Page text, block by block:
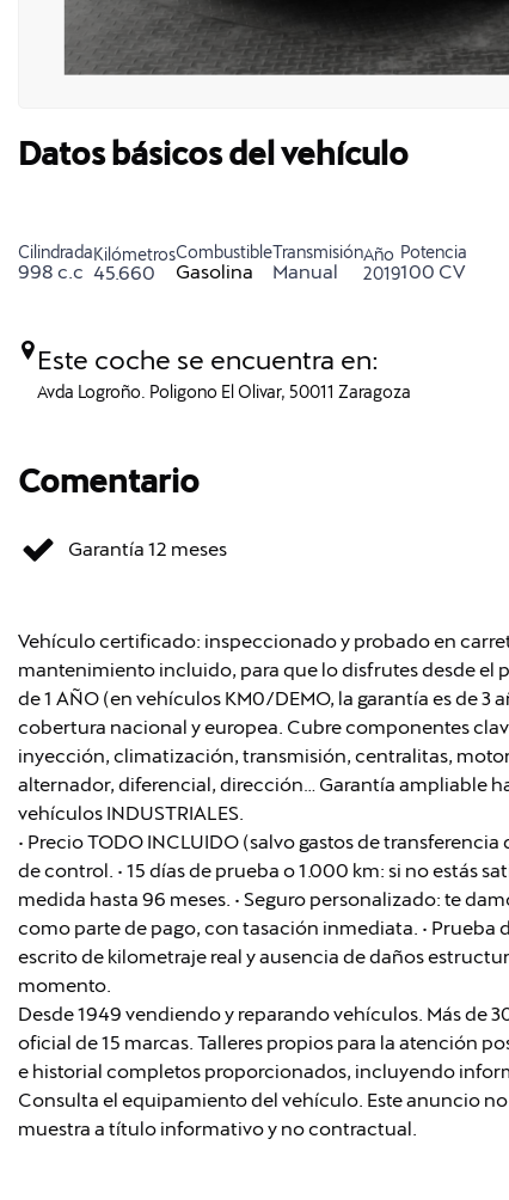
Datos básicos del vehículo
Cilindrada
998 c.c
Kilómetros
45.660
Combustible
Gasolina
Transmisión
Manual
Año
2019
Potencia
100 CV
Este coche se encuentra en:
Avda Logroño. Poligono El Olivar, 50011 Zaragoza
Comentario
Garantía 12 meses
Vehículo certificado: inspeccionado y probado en
mantenimiento incluido, para que lo disfrutes desde el
de 1 AÑO (en vehículos KM0/DEMO, la garantía es de
cobertura nacional y europea. Cubre componentes
inyección, climatización, transmisión, centralitas,
alternador, diferencial, dirección… Garantía ampliable
vehículos INDUSTRIALES.
• Precio TODO INCLUIDO (salvo gastos de
de control. • 15 días de prueba o 1.000 km: si no estás
medida hasta 96 meses. • Seguro personalizado: te
como parte de pago, con tasación inmediata. •
escrito de kilometraje real y ausencia de daños
momento.
Desde 1949 vendiendo y reparando vehículos. Más de
oficial de 15 marcas. Talleres propios para la atención
e historial completos proporcionados, incluyendo
Consulta el equipamiento del vehículo. Este anuncio
muestra a título informativo y no contractual.